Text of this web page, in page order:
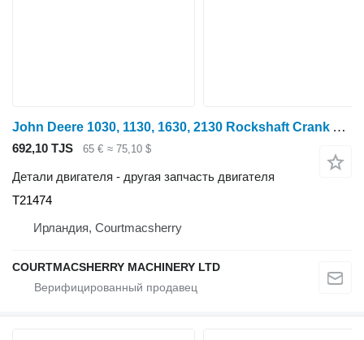
John Deere 1030, 1130, 1630, 2130 Rockshaft Crank Arm Lever, Rod T21474, F2 для трактора колесного
692,10 TJS 65 € ≈ 75,10 $
Детали двигателя - другая запчасть двигателя
T21474
Ирландия, Courtmacsherry
COURTMACSHERRY MACHINERY LTD